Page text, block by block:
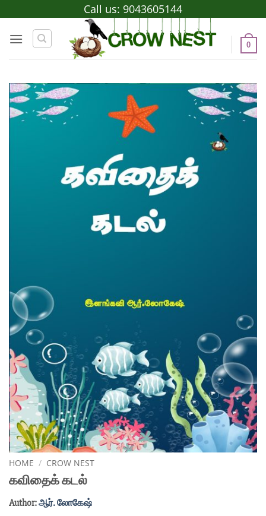
to
content
Call us: 9043605144
0
HOME / CROW NEST
கவிதைக் கடல்
Author:ஆர். லோகேஷ்